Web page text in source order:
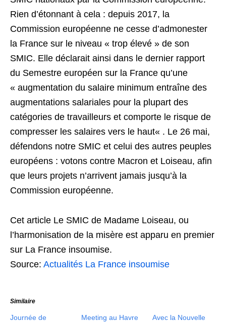
Rien d’étonnant à cela : depuis 2017, la
Commission européenne ne cesse d’admonester
la France sur le niveau « trop élevé » de son
SMIC. Elle déclarait ainsi dans le dernier rapport
du Semestre européen sur la France qu’une
« augmentation du salaire minimum entraîne des
augmentations salariales pour la plupart des
catégories de travailleurs et comporte le risque de
compresser les salaires vers le haut« . Le 26 mai,
défendons notre SMIC et celui des autres peuples
européens : votons contre Macron et Loiseau, afin
que leurs projets n’arrivent jamais jusqu’à la
Commission européenne.
Cet article Le SMIC de Madame Loiseau, ou
l’harmonisation de la misère est apparu en premier
sur La France insoumise.
Source: Actualités La France insoumise
Similaire
Journée de
Meeting au Havre
Avec la Nouvelle